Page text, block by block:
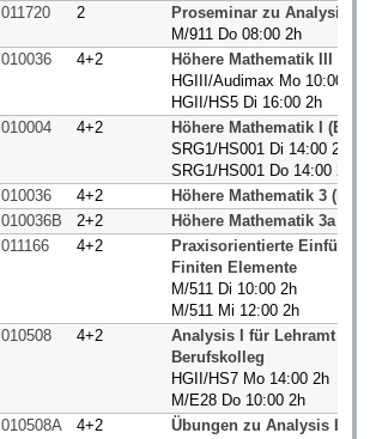
011720 2
Proseminar zu Analysis I/
M/911 Do 08:00 2h
010036 4+2
Höhere Mathematik III
HGIII/Audimax Mo 10:00 2h
HGII/HS5 Di 16:00 2h
010004 4+2
Höhere Mathematik I (BCI/
SRG1/HS001 Di 14:00 2h
SRG1/HS001 Do 14:00 2h
010036 4+2
Höhere Mathematik 3 (MB)
010036B 2+2
Höhere Mathematik 3a
011166 4+2
Praxisorientierte
Finiten Elemente
M/511 Di 10:00 2h
M/511 Mi 12:00 2h
010508 4+2
Analysis I für Lehramt
Berufskolleg
HGII/HS7 Mo 14:00 2h
M/E28 Do 10:00 2h
010508A 4+2
Übungen zu Analysis I